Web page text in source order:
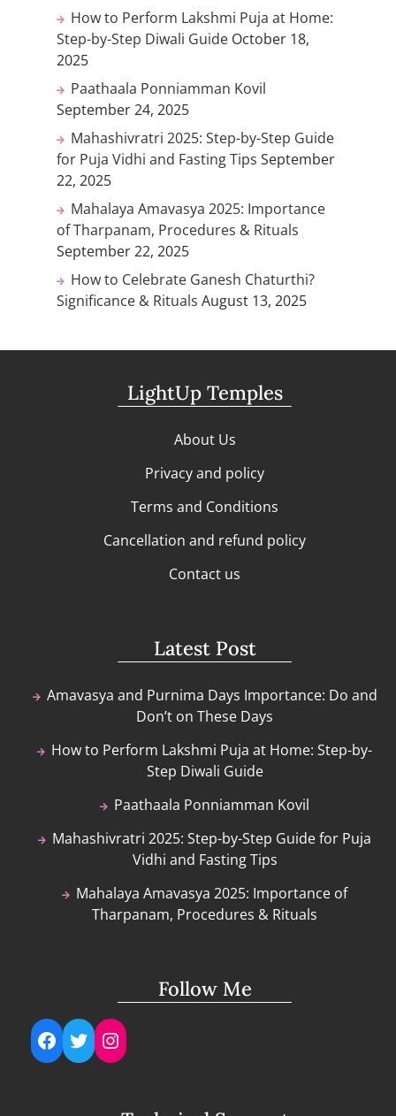
How to Perform Lakshmi Puja at Home:
Step-by-Step Diwali Guide October 18,
2025
Paathaala Ponniamman Kovil
September 24, 2025
Mahashivratri 2025: Step-by-Step Guide
for Puja Vidhi and Fasting Tips September
22, 2025
Mahalaya Amavasya 2025: Importance
of Tharpanam, Procedures & Rituals
September 22, 2025
How to Celebrate Ganesh Chaturthi?
Significance & Rituals August 13, 2025
LightUp Temples
About Us
Privacy and policy
Terms and Conditions
Cancellation and refund policy
Contact us
Latest Post
Amavasya and Purnima Days Importance: Do and
Don’t on These Days
How to Perform Lakshmi Puja at Home: Step-by-
Step Diwali Guide
Paathaala Ponniamman Kovil
Mahashivratri 2025: Step-by-Step Guide for Puja
Vidhi and Fasting Tips
Mahalaya Amavasya 2025: Importance of
Tharpanam, Procedures & Rituals
Follow Me
Facebook
TwitterInstagram